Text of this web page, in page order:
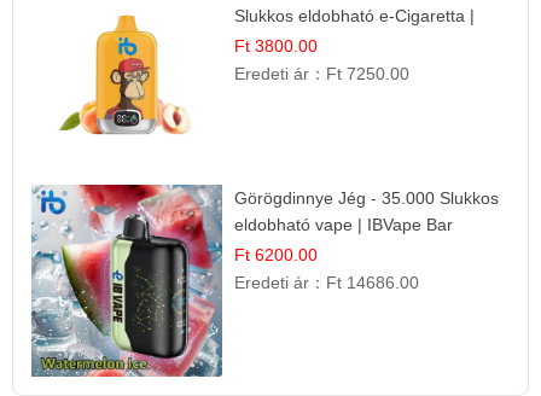
Slukkos eldobható e-Cigaretta |
Friss Gyümölcs Íz
Ft 3800.00
Eredeti ár： Ft 7250.00
Görögdinnye Jég - 35.000 Slukkos
eldobható vape | IBVape Bar
Frissítő Nyári Íz
Ft 6200.00
Eredeti ár： Ft 14686.00